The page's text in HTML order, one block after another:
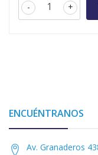
+
-
ENCUÉNTRANOS
Av. Granaderos